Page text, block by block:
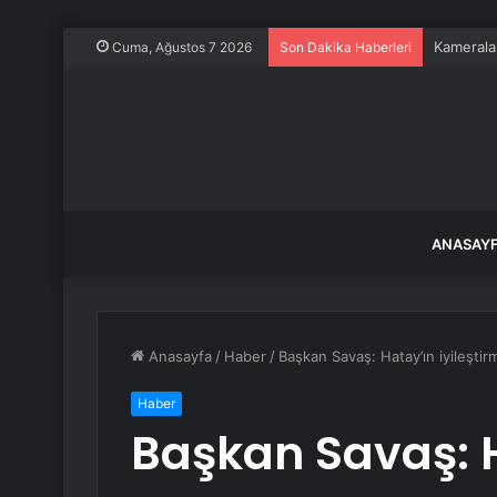
Cuma, Ağustos 7 2026 Son Dakika Haberleri
Anasayfa / Haber / Başkan Savaş: Hatay’ın
Haber
Başkan Savaş: